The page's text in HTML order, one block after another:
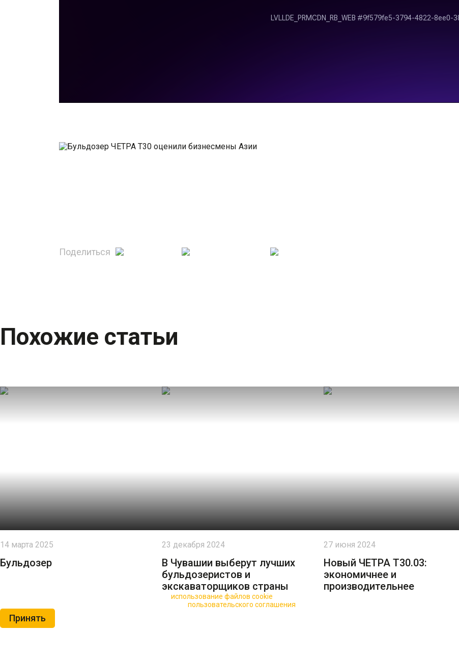
Поделиться
Похожие статьи
14 марта 2025
Бульдозер
23 декабря 2024
В Чувашии выберут лучших
бульдозеристов и
экскаваторщиков страны
27 июня 2024
Новый ЧЕТРА Т30.03:
экономичнее и
производительнее
использование файлов cookie
пользовательского соглашения
Принять